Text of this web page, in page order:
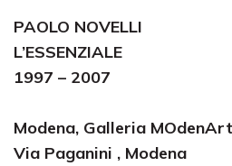
PAOLO NOVELLI
L’ESSENZIALE
1997 – 2007
Modena, Galleria
Via Paganini , Modena